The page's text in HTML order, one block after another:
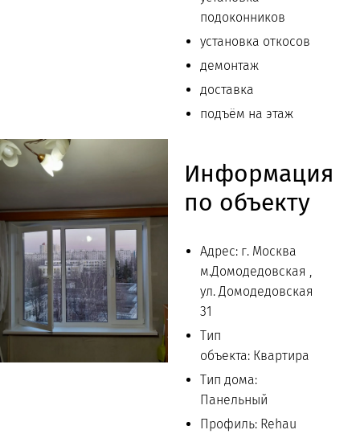
подоконников
установка откосов
демонтаж
доставка
подъём на этаж
Информация
по объекту
Адрес: г. Москва
м.Домодедовская ,
ул. Домодедовская
31
Тип
объекта: Квартира
Тип дома:
Панельный
Профиль: Rehau